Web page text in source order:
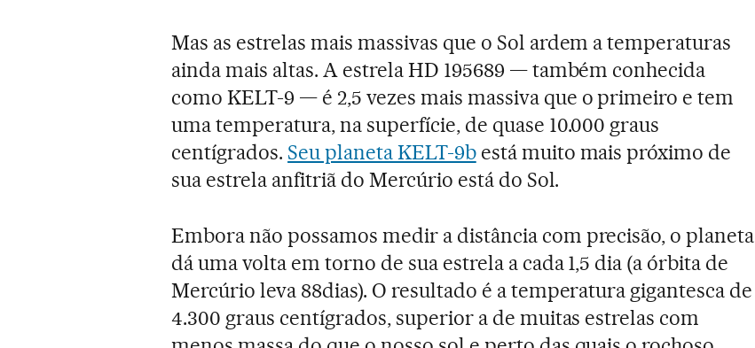
Mas as estrelas mais massivas que o Sol ardem a temperaturas
ainda mais altas. A estrela HD 195689 — também conhecida
como KELT-9 — é 2,5 vezes mais massiva que o primeiro e tem
uma temperatura, na superfície, de quase 10.000 graus
centígrados. Seu planeta KELT-9bestá muito mais próximo de
sua estrela anfitriã do Mercúrio está do Sol.
Embora não possamos medir a distância com precisão, o planeta
dá uma volta em torno de sua estrela a cada 1,5 dia (a órbita de
Mercúrio leva 88dias). O resultado é a temperatura gigantesca de
4.300 graus centígrados, superior a de muitas estrelas com